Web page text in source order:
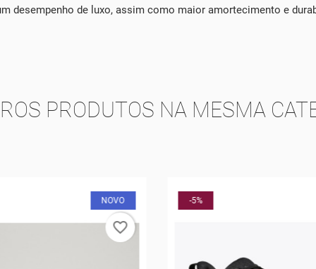
desempenho de luxo, assim como maior amortecimento e
PRODUTOS NA MESMA
NOVO
favorite_border
-5%